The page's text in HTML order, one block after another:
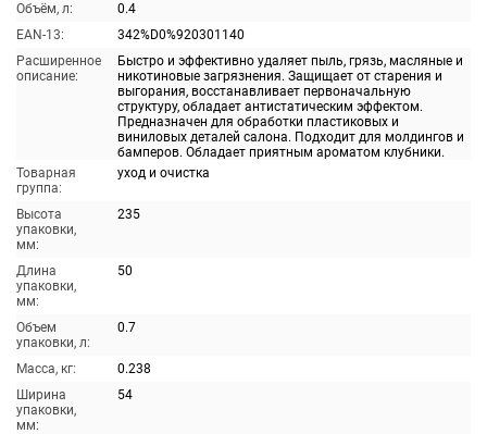
Объём, л:
0.4
EAN-13:
342%D0%920301140
Расширенное
описание:
Быстро и эффективно удаляет пыль, грязь, масляные и
никотиновые загрязнения. Защищает от старения и
выгорания, восстанавливает первоначальную
структуру, обладает антистатическим эффектом.
Предназначен для обработки пластиковых и
виниловых деталей салона. Подходит для молдингов и
бамперов. Обладает приятным ароматом клубники.
Товарная
группа:
уход и очистка
Высота
упаковки,
мм:
235
Длина
упаковки,
мм:
50
Объем
упаковки, л:
0.7
Масса, кг:
0.238
Ширина
упаковки,
мм:
54